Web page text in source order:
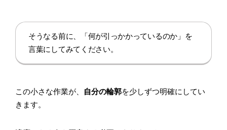
そうなる前に、「何が引っかかっているのか」を
言葉にしてみてください。
この小さな作業が、 自分の輪郭を少しずつ明確にしてい
きます。